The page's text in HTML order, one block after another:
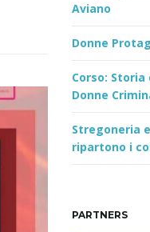
Aviano
Donne
Corso:
Donne
Stregoneria
ripartono i
PARTNERS